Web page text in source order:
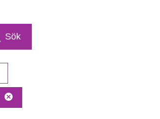
Sök